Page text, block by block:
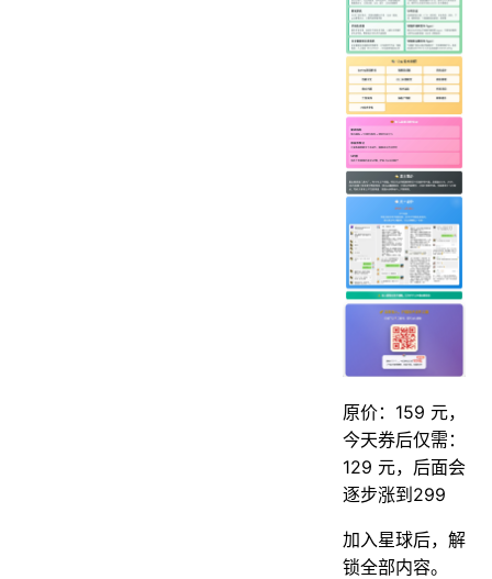
原价：159 元，
今天券后仅需：
129 元，后面会
逐步涨到299
加入星球后，解
锁全部内容。